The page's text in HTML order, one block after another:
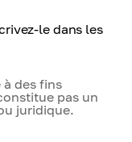
le dans les
des fins
pas un
juridique.